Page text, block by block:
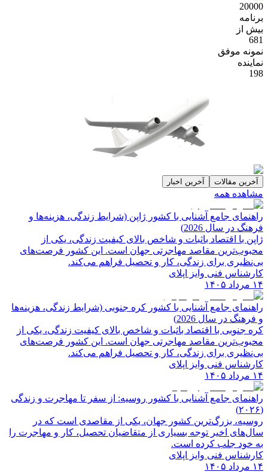
20000
برنامه
بیش از
681
نمونه موفق
نماینده
198
آخرین مقالات آخرین اخبار
مشاهده همه
راهنمای جامع آشنایی با کشور ژاپن (شرایط زندگی، هزینه‌ها و
فرهنگ در سال 2026)
ژاپن با اقتصاد باثبات و شاخص‌ بالای کیفیت زندگی، یکی از
محبوب‌ترین مقاصد مهاجرتی جهان است. این کشور فرصت‌های
بی‌نظیری برای زندگی، کار و تحصیل فراهم می‌کند.
کارشناس فنی وایز اپلای
۱۴ مرداد ۱۴۰۵
راهنمای جامع آشنایی با کشور کره جنوبی (شرایط زندگی، هزینه‌ها
و فرهنگ در سال 2026)
کره جنوبی با اقتصاد باثبات و شاخص‌ بالای کیفیت زندگی، یکی از
محبوب‌ترین مقاصد مهاجرتی جهان است. این کشور فرصت‌های
بی‌نظیری برای زندگی، کار و تحصیل فراهم می‌کند.
کارشناس فنی وایز اپلای
۱۴ مرداد ۱۴۰۵
راهنمای جامع آشنایی با کشور روسیه: از سفر تا مهاجرت و زندگی
(۲۰۲۶)
روسیه، بزرگ‌ترین کشور جهان، یکی از مقاصدی است که در
سال‌های اخیر توجه بسیاری از متقاضیان تحصیل، کار و مهاجرت را
به خود جلب کرده است.
کارشناس فنی وایز اپلای
۱۴ مرداد ۱۴۰۵